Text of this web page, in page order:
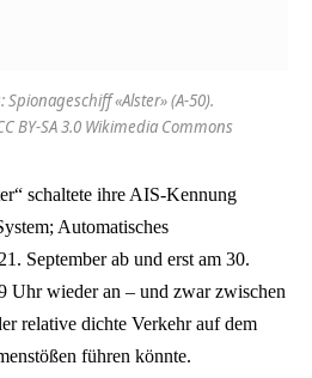
«Alster» (A-50).
BY-SA 3.0 Wikimedia Commons
schaltete ihre AIS-Kennung
Automatisches
September ab und erst am 30.
Uhr wieder an – und zwar zwischen
relative dichte Verkehr auf dem
führen könnte.